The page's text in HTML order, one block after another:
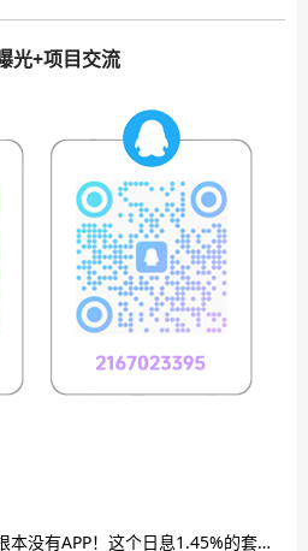
光+项目交流
日息1.45%的套牌资金盘正在疯狂收割，崩盘信号已经出现